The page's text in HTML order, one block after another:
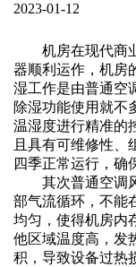
2023-01-12
机房在现代商
器顺利运作，机房
湿工作是由普通空
除湿功能使用就不
温湿度进行精准的
且具有可维修性、
四季正常运行，确
其次普通空调
部气流循环，不能
均匀，使得机房内
他区域温度高，发
积，导致设备过热